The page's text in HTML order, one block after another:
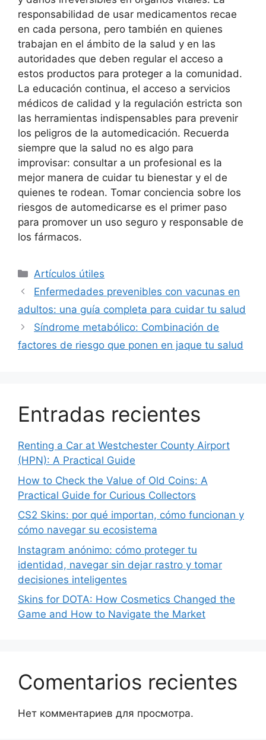
responsabilidad de usar medicamentos recae
en cada persona, pero también en quienes
trabajan en el ámbito de la salud y en las
autoridades que deben regular el acceso a
estos productos para proteger a la comunidad.
La educación continua, el acceso a servicios
médicos de calidad y la regulación estricta son
las herramientas indispensables para prevenir
los peligros de la automedicación. Recuerda
siempre que la salud no es algo para
improvisar: consultar a un profesional es la
mejor manera de cuidar tu bienestar y el de
quienes te rodean. Tomar conciencia sobre los
riesgos de automedicarse es el primer paso
para promover un uso seguro y responsable de
los fármacos.
Рубрики
Artículos útiles
Enfermedades prevenibles con vacunas en
adultos: una guía completa para cuidar tu salud
Síndrome metabólico: Combinación de
factores de riesgo que ponen en jaque tu salud
Entradas recientes
Renting a Car at Westchester County Airport
(HPN): A Practical Guide
How to Check the Value of Old Coins: A
Practical Guide for Curious Collectors
CS2 Skins: por qué importan, cómo funcionan y
cómo navegar su ecosistema
Instagram anónimo: cómo proteger tu
identidad, navegar sin dejar rastro y tomar
decisiones inteligentes
Skins for DOTA: How Cosmetics Changed the
Game and How to Navigate the Market
Comentarios recientes
Нет комментариев для просмотра.